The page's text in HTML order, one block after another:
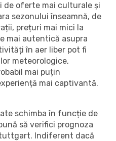
de oferte mai culturale și
sezonului înseamnă, de
prețuri mai mici la
mai autentică asupra
în aer liber pot fi
meteorologice,
mai puțin
mai captivantă.
schimba în funcție de
să verifici prognoza
Indiferent dacă